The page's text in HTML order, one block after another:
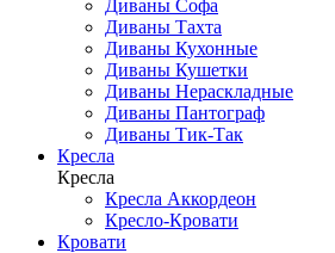
Диваны Софа
Диваны Тахта
Диваны Кухонные
Диваны Кушетки
Диваны Нераскладные
Диваны Пантограф
Диваны Тик-Так
Кресла
Кресла
Кресла Аккордеон
Кресло-Кровати
Кровати